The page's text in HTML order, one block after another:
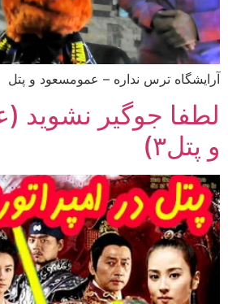
آرایشگاه ترس نداره – عمومسعود و پتل
لطفا جوگیر نشوید
و پتل۳)